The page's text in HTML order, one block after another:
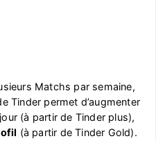
Matchs par semaine,
Tinder permet d’augmenter
(à partir de Tinder plus),
(à partir de Tinder Gold).